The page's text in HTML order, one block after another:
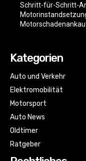
Schritt-für-Schritt-
Kategorien
Auto und Verkehr
Elektromobilität
Motorsport
Auto News
Oldtimer
Ratgeber